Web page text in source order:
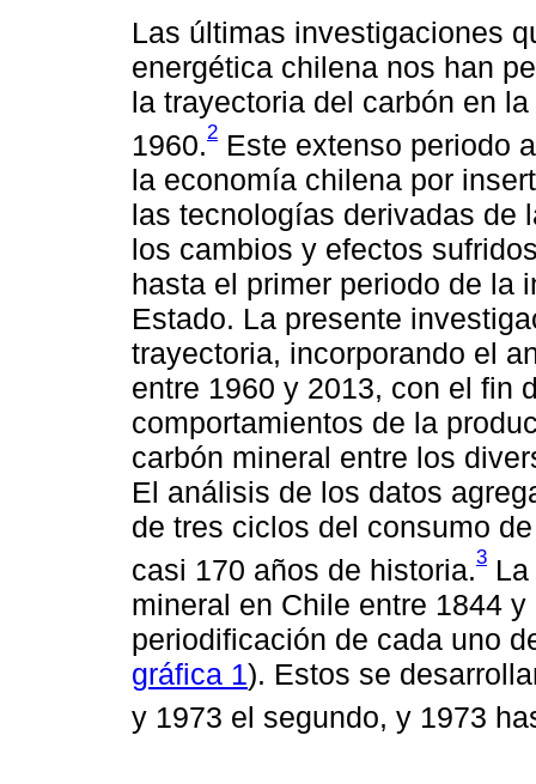
Las últimas investigaciones
energética chilena nos han
la trayectoria del carbón en
1960.2 Este extenso periodo
la economía chilena por
las tecnologías derivadas de
los cambios y efectos
hasta el primer periodo de la
Estado. La presente
trayectoria, incorporando el
entre 1960 y 2013, con el fin
comportamientos de la
carbón mineral entre los
El análisis de los datos
de tres ciclos del consumo
casi 170 años de historia.3
mineral en Chile entre 1844
periodificación de cada uno
gráfica 1). Estos se
y 1973 el segundo, y 1973